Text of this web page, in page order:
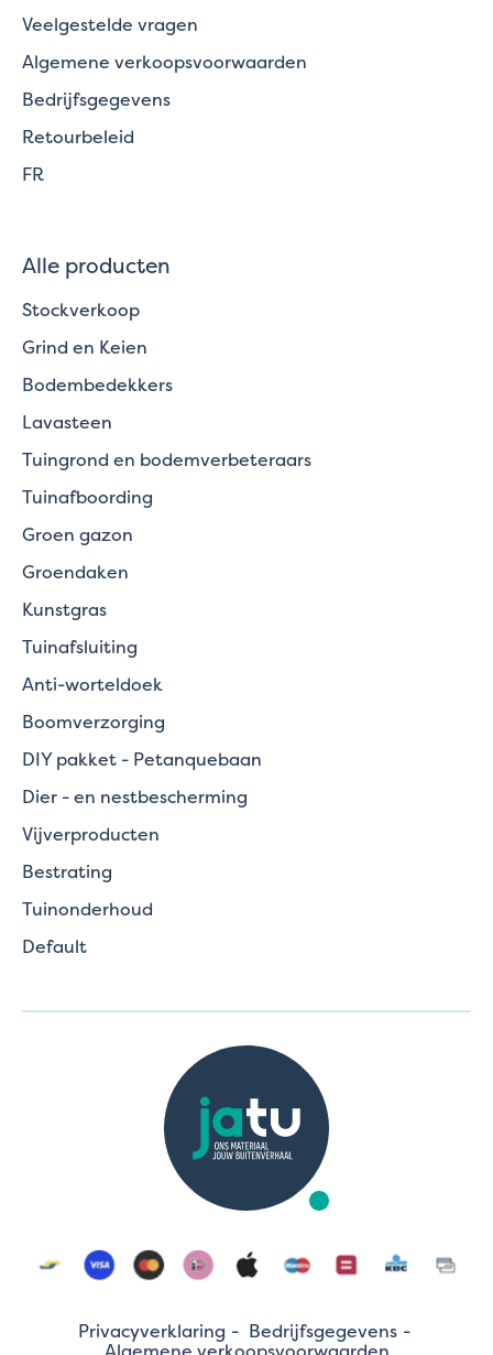
Veelgestelde vragen
Algemene verkoopsvoorwaarden
Bedrijfsgegevens
Retourbeleid
FR
Alle producten
Stockverkoop
Grind en Keien
Bodembedekkers
Lavasteen
Tuingrond en bodemverbeteraars
Tuinafboording
Groen gazon
Groendaken
Kunstgras
Tuinafsluiting
Anti-worteldoek
Boomverzorging
DIY pakket - Petanquebaan
Dier - en nestbescherming
Vijverproducten
Bestrating
Tuinonderhoud
Default
Privacyverklaring
Bedrijfsgegevens